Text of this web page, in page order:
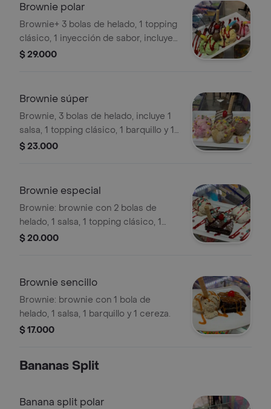
Brownie polar
Brownie+ 3 bolas de helado, 1 topping
clásico, 1 inyección de sabor, incluye 1
salsa, 1 barquillo y 1 cereza.
$ 29.000
Brownie súper
Brownie, 3 bolas de helado, incluye 1
salsa, 1 topping clásico, 1 barquillo y 1
cereza.
$ 23.000
Brownie especial
Brownie: brownie con 2 bolas de
helado, 1 salsa, 1 topping clásico, 1
barquillo y 1 cereza.
$ 20.000
Brownie sencillo
Brownie: brownie con 1 bola de
helado, 1 salsa, 1 barquillo y 1 cereza.
$ 17.000
Bananas Split
Banana split polar